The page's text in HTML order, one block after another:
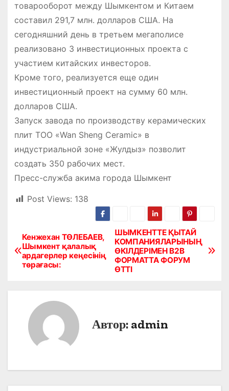
товарооборот между Шымкентом и Китаем
составил 291,7 млн. долларов США. На
сегодняшний день в третьем мегаполисе
реализовано 3 инвестиционных проекта с
участием китайских инвесторов.
Кроме того, реализуется еще один
инвестиционный проект на сумму 60 млн.
долларов США.
Запуск завода по производству керамических
плит ТОО «Wan Sheng Ceramic» в
индустриальной зоне «Жулдыз» позволит
создать 350 рабочих мест.
Пресс-служба акима города Шымкент
Post Views: 138
Н
а
ШЫМКЕНТТЕ ҚЫТАЙ
КОМПАНИЯЛАРЫНЫҢ
ӨКІЛДЕРІМЕН B2B
ФОРМАТТА ФОРУМ
ӨТТІ
Кенжехан ТӨЛЕБАЕВ,
Шымкент қалалық
ардагерлер кеңесінің
төрағасы:
Автор: admin